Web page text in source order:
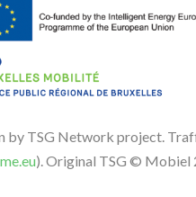
by TSG Network project.
). Original TSG © Mobiel